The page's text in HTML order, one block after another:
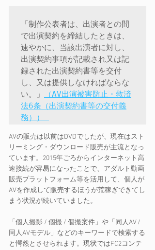
「制作公表者は、出演者との間
で出演契約を締結したときは、
速やかに、当該出演者に対し、
出演契約事項が記載され又は記
録された出演契約書等を交付
し、又は提供しなければならな
い。」
（AV出演被害防止・救済
法6条（出演契約書等の交付義
務））
AVの販売は以前はDVDでしたが、現在はスト
リーミング・ダウンロード販売が主流となっ
ています。2015年ごろからインターネット高
速接続が容易になったことで、アダルト動画
販売プラットフォーム等を活用して、個人が
AVを作成して販売するほうが荒稼ぎできてし
まう状況が続いていました。
「個人撮影 / 個撮 / 個撮案件」や「同人AV /
同人AVモデル」などのキーワードで検索する
と愕然とさせられます。現状ではFC2コンテ